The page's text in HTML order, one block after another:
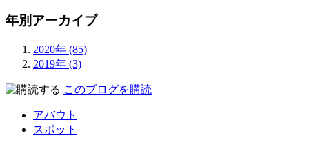
年別アーカイブ
2020年 (85)
2019年 (3)
このブログを購読
アバウト
スポット